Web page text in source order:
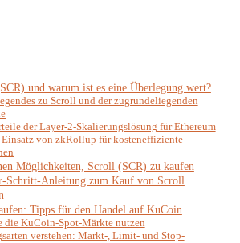
und warum ist es eine Überlegung wert?
zu Scroll und der zugrundeliegenden
der Layer-2-Skalierungslösung für Ethereum
von zkRollup für kosteneffiziente
Möglichkeiten, Scroll (SCR) zu kaufen
Schritt-Anleitung zum Kauf von Scroll
Tipps für den Handel auf KuCoin
die KuCoin-Spot-Märkte nutzen
verstehen: Markt-, Limit- und Stop-